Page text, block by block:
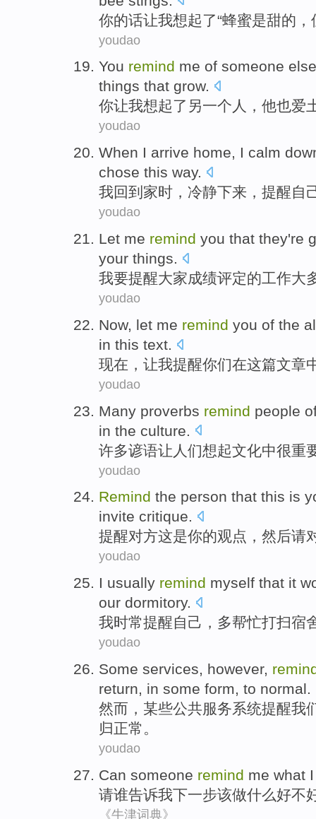
你的话让我想起了“蜂蜜是甜的 ，
youdao
You remind me of someone
things that grow.
你让我想起了 另一个 人， 他也爱
youdao
When I arrive home, I calm
chose this way.
我回到 家时 ， 冷静下来 ， 提醒自
youdao
Let me remind you that they're
your things.
我要提醒大家成绩评定的工作大
youdao
Now, let me remind you of the
in this text.
现在 ， 让我提醒你们在这篇文章
youdao
Many proverbs remind people
in the culture
许多谚语让 人们想起文化中很重
youdao
Remind the person that this is
invite critique.
提醒对方这是你的观点 ， 然后请
youdao
I usually remind myself that it
our dormitory.
我时常提醒自己 ，多帮忙打扫宿
youdao
Some services, however,
return, in some form, to normal.
然而 ， 某些公共服务系统提醒我
归正常 。
youdao
Can someone remind me what
请谁告诉我下一步该做什么好不
《牛津词典》